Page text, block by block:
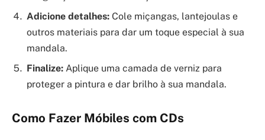
Adicione detalhes: Cole miçangas, lantejoulas e
outros materiais para dar um toque especial à sua
mandala.
Finalize: Aplique uma camada de verniz para
proteger a pintura e dar brilho à sua mandala.
Como Fazer Móbiles com CDs